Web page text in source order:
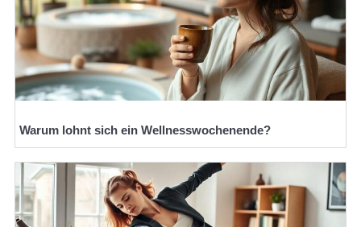
Warum lohnt sich ein Wellnesswochenende?